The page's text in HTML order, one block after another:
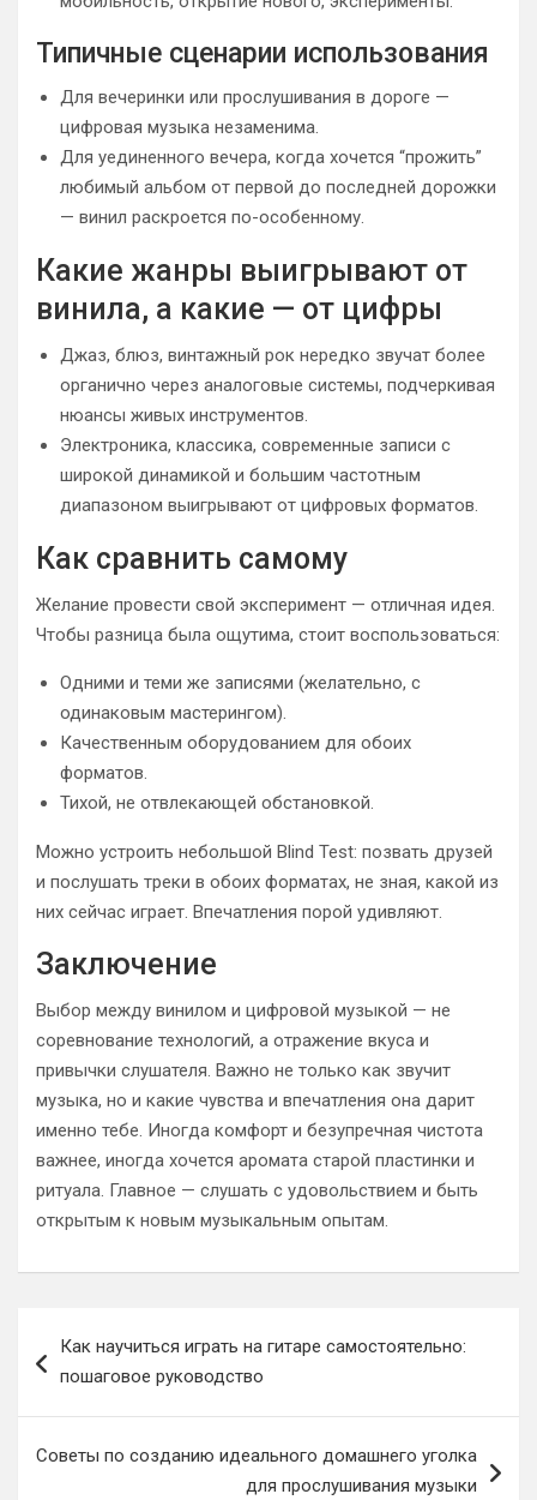
Типичные сценарии использования
Для вечеринки или прослушивания в дороге —
цифровая музыка незаменима.
Для уединенного вечера, когда хочется “прожить”
любимый альбом от первой до последней дорожки
— винил раскроется по-особенному.
Какие жанры выигрывают от
винила, а какие — от цифры
Джаз, блюз, винтажный рок нередко звучат более
органично через аналоговые системы, подчеркивая
нюансы живых инструментов.
Электроника, классика, современные записи с
широкой динамикой и большим частотным
диапазоном выигрывают от цифровых форматов.
Как сравнить самому
Желание провести свой эксперимент — отличная идея.
Чтобы разница была ощутима, стоит воспользоваться:
Одними и теми же записями (желательно, с
одинаковым мастерингом).
Качественным оборудованием для обоих
форматов.
Тихой, не отвлекающей обстановкой.
Можно устроить небольшой Blind Test: позвать друзей
и послушать треки в обоих форматах, не зная, какой из
них сейчас играет. Впечатления порой удивляют.
Заключение
Выбор между винилом и цифровой музыкой — не
соревнование технологий, а отражение вкуса и
привычки слушателя. Важно не только как звучит
музыка, но и какие чувства и впечатления она дарит
именно тебе. Иногда комфорт и безупречная чистота
важнее, иногда хочется аромата старой пластинки и
ритуала. Главное — слушать с удовольствием и быть
открытым к новым музыкальным опытам.
по
Как научиться играть на гитаре самостоятельно:
пошаговое руководство
Советы по созданию идеального домашнего уголка
для прослушивания музыки